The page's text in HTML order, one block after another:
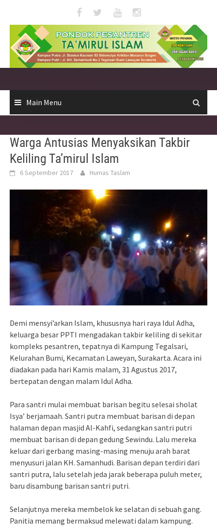
content
Main Menu
Warga Antusias Menyaksikan Takbir
Keliling Ta’mirul Islam
6 September 2017 Humas Taslam
Demi mensyi’arkan Islam, khususnya hari raya Idul Adha,
keluarga besar PPTI mengadakan takbir keliling di sekitar
kompleks pesantren, tepatnya di Kampung Tegalsari,
Kelurahan Bumi, Kecamatan Laweyan, Surakarta. Acara ini
diadakan pada hari Kamis malam, 31 Agustus 2017,
bertepatan dengan malam Idul Adha.
Para santri mulai membuat barisan begitu selesai sholat
Isya’ berjamaah. Santri putra membuat barisan di depan
halaman depan masjid Al-Kahfi, sedangkan santri putri
membuat barisan di depan gedung Sewindu. Lalu mereka
keluar dari gerbang masing-masing menuju arah barat
menyusuri jalan KH. Samanhudi. Barisan depan terdiri dari
santri putra, lalu setelah jeda jarak beberapa puluh meter,
baru disambung barisan santri putri.
Selanjutnya mereka membelok ke selatan di sebuah gang.
Panitia memang bermaksud melewati dalam kampung.